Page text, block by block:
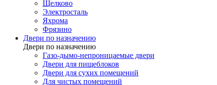
Щелково
Электросталь
Яхрома
Фрязино
Двери по назначению
Двери по назначению
Газо-дымо-непроницаемые двери
Двери для пищеблоков
Двери для сухих помещений
Для чистых помещений